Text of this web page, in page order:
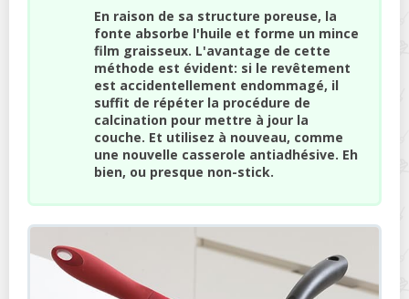
En raison de sa structure poreuse, la
fonte absorbe l'huile et forme un mince
film graisseux. L'avantage de cette
méthode est évident: si le revêtement
est accidentellement endommagé, il
suffit de répéter la procédure de
calcination pour mettre à jour la
couche. Et utilisez à nouveau, comme
une nouvelle casserole antiadhésive. Eh
bien, ou presque non-stick.